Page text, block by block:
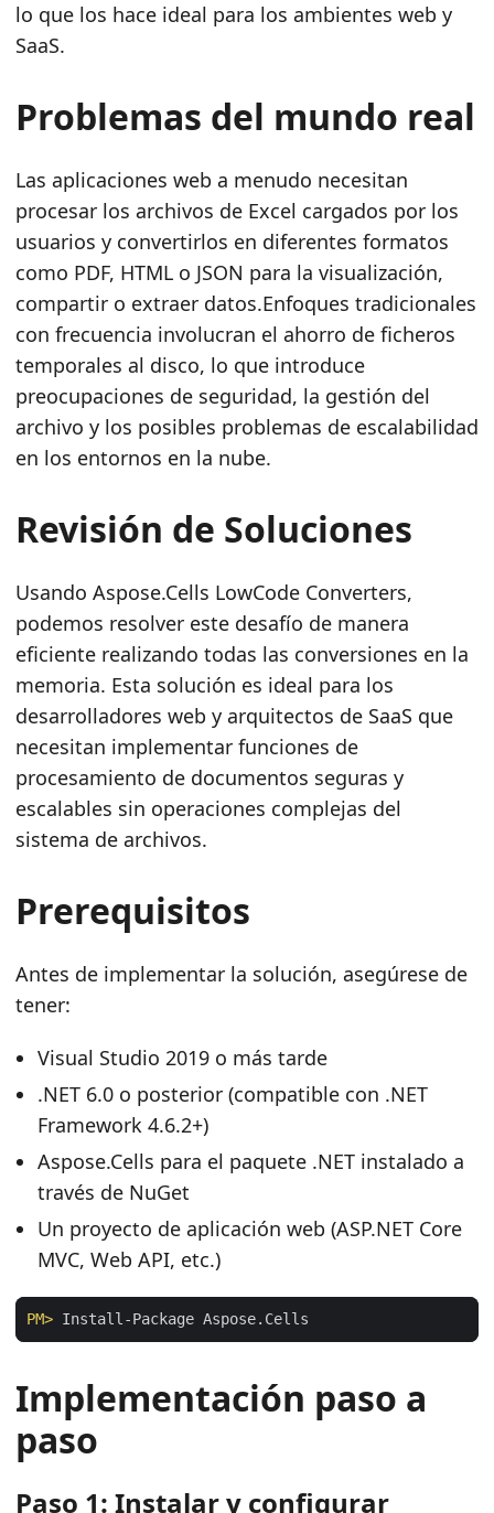
lo que los hace ideal para los ambientes web y
SaaS.
Problemas del mundo real
Las aplicaciones web a menudo necesitan
procesar los archivos de Excel cargados por los
usuarios y convertirlos en diferentes formatos
como PDF, HTML o JSON para la visualización,
compartir o extraer datos.Enfoques tradicionales
con frecuencia involucran el ahorro de ficheros
temporales al disco, lo que introduce
preocupaciones de seguridad, la gestión del
archivo y los posibles problemas de escalabilidad
en los entornos en la nube.
Revisión de Soluciones
Usando Aspose.Cells LowCode Converters,
podemos resolver este desafío de manera
eficiente realizando todas las conversiones en la
memoria. Esta solución es ideal para los
desarrolladores web y arquitectos de SaaS que
necesitan implementar funciones de
procesamiento de documentos seguras y
escalables sin operaciones complejas del
sistema de archivos.
Prerequisitos
Antes de implementar la solución, asegúrese de
tener:
Visual Studio 2019 o más tarde
.NET 6.0 o posterior (compatible con .NET
Framework 4.6.2+)
Aspose.Cells para el paquete .NET instalado a
través de NuGet
Un proyecto de aplicación web (ASP.NET Core
MVC, Web API, etc.)
PM> Install-Package Aspose.Cells
Implementación paso a
paso
Paso 1: Instalar y configurar